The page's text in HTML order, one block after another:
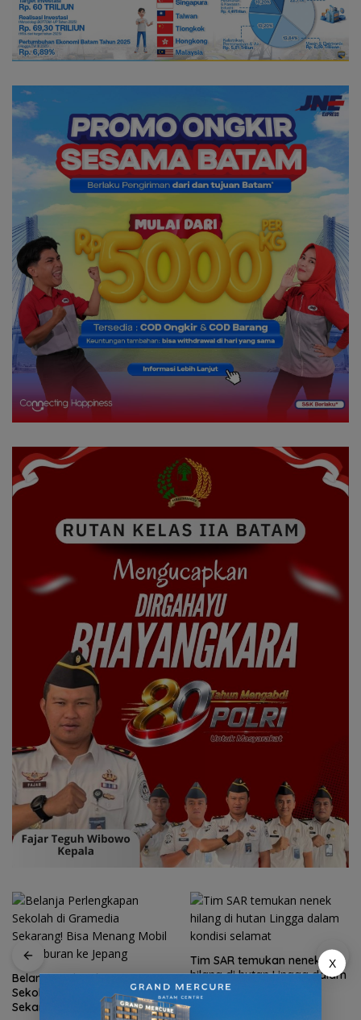
Belanja Perlengkapan
Sekolah di Gramedia
Sekarang! Bisa Menang Mobil
Tim SAR temukan nenek
hilang di hutan Lingga dalam
kondisi selamat
X